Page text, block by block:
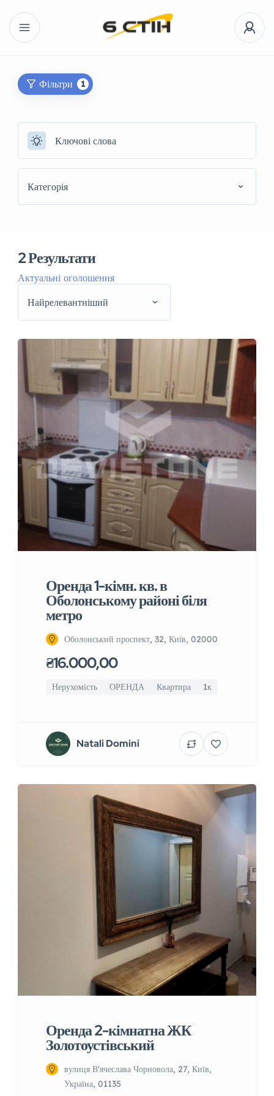
Фільтри 1
Категорія
2Результати
Актуальні оголошення
Найрелевантніший
Оренда 1-кімн. кв. в
Оболонському районі біля
метро
Оболонський проспект, 32, Київ, 02000
₴16.000,00
Нерухомість ОРЕНДА Квартира 1к
Natali Domini
Оренда 2-кімнатна ЖК
Золотоустівський
вулиця В'ячеслава Чорновола, 27, Київ,
Україна, 01135